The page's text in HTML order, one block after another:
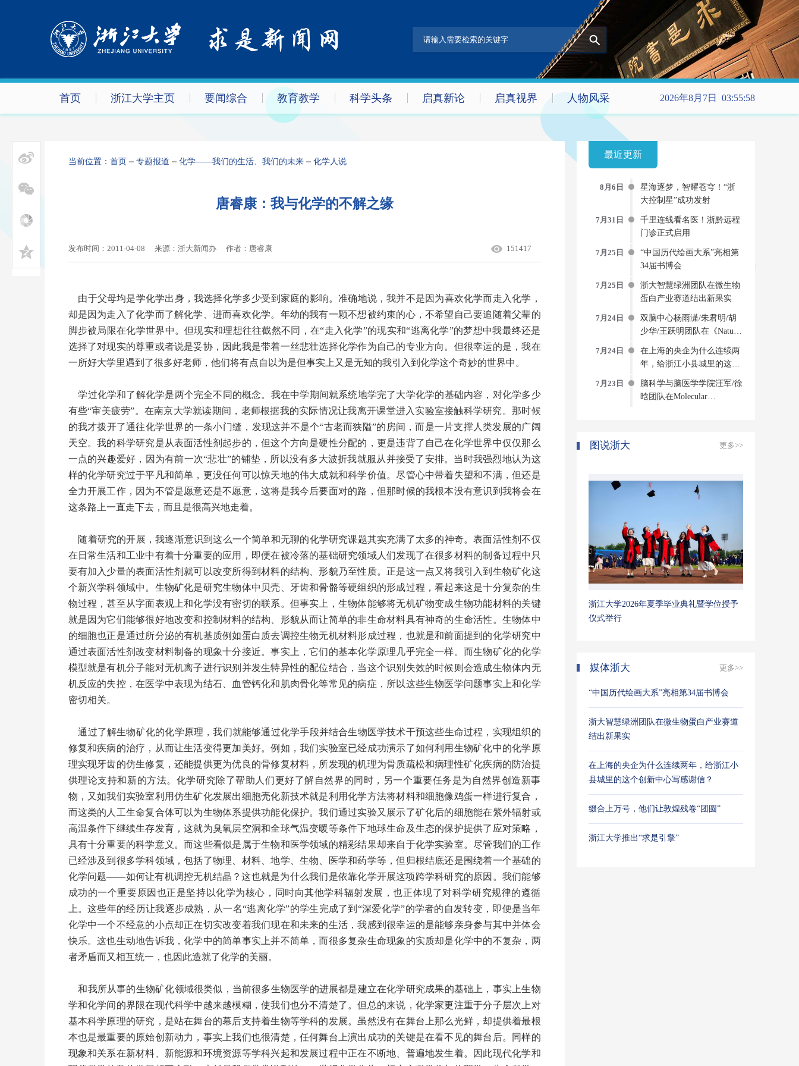
首页 浙江大学主页 要闻综合 教育教学 科学头条 启真新论 启真视界 人物风采 2026年8月7日 03:55:58
当前位置： 首页 专题报道 化学——我们的生活、我们的未来 化学人说
唐睿康：我与化学的不解之缘
发布时间：2011-04-08 来源：浙大新闻办 作者： 唐睿康 151417
由于父母均是学化学出身，我选择化学多少受到家庭的影响。准确地说，我并不是因为喜欢化学而走入化学，
却是因为走入了化学而了解化学、进而喜欢化学。年幼的我有一颗不想被约束的心，不希望自己要追随着父辈的
脚步被局限在化学世界中。但现实和理想往往截然不同，在“走入化学”的现实和“逃离化学”的梦想中我最终还是
选择了对现实的尊重或者说是妥协，因此我是带着一丝悲壮选择化学作为自己的专业方向。但很幸运的是，我在
一所好大学里遇到了很多好老师，他们将有点自以为是但事实上又是无知的我引入到化学这个奇妙的世界中。
学过化学和了解化学是两个完全不同的概念。我在中学期间就系统地学完了大学化学的基础内容，对化学多少
有些“审美疲劳”。在南京大学就读期间，老师根据我的实际情况让我离开课堂进入实验室接触科学研究。那时候
的我才拨开了通往化学世界的一条小门缝，发现这并不是个“古老而狭隘”的房间，而是一片支撑人类发展的广阔
天空。我的科学研究是从表面活性剂起步的，但这个方向是硬性分配的，更是违背了自己在化学世界中仅仅那么
一点的兴趣爱好，因为有前一次“悲壮”的铺垫，所以没有多大波折我就服从并接受了安排。当时我强烈地认为这
样的化学研究过于平凡和简单，更没任何可以惊天地的伟大成就和科学价值。尽管心中带着失望和不满，但还是
全力开展工作，因为不管是愿意还是不愿意，这将是我今后要面对的路，但那时候的我根本没有意识到我将会在
这条路上一直走下去，而且是很高兴地走着。
随着研究的开展，我逐渐意识到这么一个简单和无聊的化学研究课题其实充满了太多的神奇。表面活性剂不仅
在日常生活和工业中有着十分重要的应用，即便在被冷落的基础研究领域人们发现了在很多材料的制备过程中只
要有加入少量的表面活性剂就可以改变所得到材料的结构、形貌乃至性质。正是这一点又将我引入到生物矿化这
个新兴学科领域中。生物矿化是研究生物体中贝壳、牙齿和骨骼等硬组织的形成过程，看起来这是十分复杂的生
物过程，甚至从字面表观上和化学没有密切的联系。但事实上，生物体能够将无机矿物变成生物功能材料的关键
就是因为它们能够很好地改变和控制材料的结构、形貌从而让简单的非生命材料具有神奇的生命活性。生物体中
的细胞也正是通过所分泌的有机基质例如蛋白质去调控生物无机材料形成过程，也就是和前面提到的化学研究中
通过表面活性剂改变材料制备的现象十分接近。事实上，它们的基本化学原理几乎完全一样。而生物矿化的化学
模型就是有机分子能对无机离子进行识别并发生特异性的配位结合，当这个识别失效的时候则会造成生物体内无
机反应的失控，在医学中表现为结石、血管钙化和肌肉骨化等常见的病症，所以这些生物医学问题事实上和化学
密切相关。
通过了解生物矿化的化学原理，我们就能够通过化学手段并结合生物医学技术干预这些生命过程，实现组织的
修复和疾病的治疗，从而让生活变得更加美好。例如，我们实验室已经成功演示了如何利用生物矿化中的化学原
理实现牙齿的仿生修复，还能提供更为优良的骨修复材料，所发现的机理为骨质疏松和病理性矿化疾病的防治提
供理论支持和新的方法。化学研究除了帮助人们更好了解自然界的同时，另一个重要任务是为自然界创造新事
物，又如我们实验室利用仿生矿化发展出细胞壳化新技术就是利用化学方法将材料和细胞像鸡蛋一样进行复合，
而这类的人工生命复合体可以为生物体系提供功能化保护。我们通过实验又展示了矿化后的细胞能在紫外辐射或
高温条件下继续生存发育，这就为臭氧层空洞和全球气温变暖等条件下地球生命及生态的保护提供了应对策略，
具有十分重要的科学意义。而这些看似是属于生物和医学领域的精彩结果却来自于化学实验室。尽管我们的工作
已经涉及到很多学科领域，包括了物理、材料、地学、生物、医学和药学等，但归根结底还是围绕着一个基础的
化学问题——如何让有机调控无机结晶？这也就是为什么我们是依靠化学开展这项跨学科研究的原因。我们能够
成功的一个重要原因也正是坚持以化学为核心，同时向其他学科辐射发展，也正体现了对科学研究规律的遵循
上。这些年的经历让我逐步成熟，从一名“逃离化学”的学生完成了到“深爱化学”的学者的自发转变，即便是当年
化学中一个不经意的小点却正在切实改变着我们现在和未来的生活，我感到很幸运的是能够亲身参与其中并体会
快乐。这也生动地告诉我，化学中的简单事实上并不简单，而很多复杂生命现象的实质却是化学中的不复杂，两
者矛盾而又相互统一，也因此造就了化学的美丽。
和我所从事的生物矿化领域很类似，当前很多生物医学的进展都是建立在化学研究成果的基础上，事实上生物
学和化学间的界限在现代科学中越来越模糊，使我们也分不清楚了。但总的来说，化学家更注重于分子层次上对
基本科学原理的研究，是站在舞台的幕后支持着生物等学科的发展。虽然没有在舞台上那么光鲜，却提供着最根
本也是最重要的原始创新动力，事实上我们也很清楚，任何舞台上演出成功的关键是在看不见的舞台后。同样的
现象和关系在新材料、新能源和环境资源等学科兴起和发展过程中正在不断地、普遍地发生着。因此现代化学和
最近更新
8月6日
星海逐梦，智耀苍穹！“浙
大控制星”成功发射
7月31日
千里连线看名医！浙黔远程
门诊正式启用
7月25日
“中国历代绘画大系”亮相第
34届书博会
7月25日
浙大智慧绿洲团队在微生物
蛋白产业赛道结出新果实
7月24日
双脑中心杨雨潇/朱君明/胡
少华/王跃明团队在《Nature
Computational Science》发文
构建侵入式脑机接口方法与
系统
7月24日
在上海的央企为什么连续两
年，给浙江小县城里的这个
创新中心写感谢信？
7月23日
脑科学与脑医学学院汪军/徐
晗团队在Molecular
图说浙大 更多>>
浙江大学2026年夏季毕业典礼暨学位授予
仪式举行
媒体浙大 更多>>
“中国历代绘画大系”亮相第34届书博会
浙大智慧绿洲团队在微生物蛋白产业赛道
结出新果实
在上海的央企为什么连续两年，给浙江小
县城里的这个创新中心写感谢信？
缀合上万号，他们让敦煌残卷“团圆”
浙江大学推出“求是引擎”